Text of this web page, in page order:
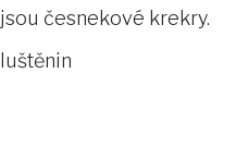
česnekové krekry.